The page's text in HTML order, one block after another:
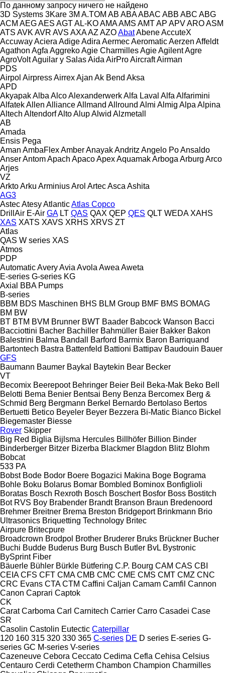
По данному запросу ничего не найдено
3D Systems 3Kare 3M A.TOM AB ABAABAC ABB ABC ABG
ACM AEGAES AGTAL-KOAMAAMS AMTAP APVAROASM
ATS AVK AVR AVS AXAAZ AZOAbatAbeneAccuteX
AccuwayAciera AdigeAdira AermecAeromaticAerzen Affeldt
Agathon Agfa AggrekoAgie CharmillesAgieAgilentAgre
AgroVoltAguilar y SalasAida AirProAircraftAirman
PDS
Airpol AirpressAirrexAjan Ak Bend Aksa
APD
AkyapakAlba AlcoAlexanderwerkAlfa Laval Alfa Alfarimini
AlfatekAllen AllianceAllmand Allround Almi Almig Alpa Alpina
Altech AltendorfAltoAlupAlwid Alzmetall
AB
Amada
Ensis Pega
Aman AmbaFlexAmberAnayakAndritz Angelo PoAnsaldo
AnserAntomApach ApacoApexAquamakArboga Arburg Arco
Arjes
VZ
ArktoArku ArminiusArol ArtecAsca Ashita
AG3
AstecAtesyAtlanticAtlas Copco
DrillAir E-Air GA LT QAS QAX QEP QES QLT WEDA XAHS
XAS XATS XAVS XRHS XRVS ZT
Atlas
QAS W series XAS
Atmos
PDP
AutomaticAveryAvia Avola Awea Aweta
E-series G-series KG
Axial
BBA Pumps
B-series
BBM BDS Maschinen BHS BLM Group BMF BMS BOMAG
BM BW
BT BTM BVM Brunner BWT Baader Babcock Wanson Bacci
Bacciottini Bacher Bachiller Bahmüller Baier Bakker Bakon
Balestrini Balma Bandall Barford Barmix Baron Barriquand
Bartontech Bastra Battenfeld Battioni Battipav Baudouin Bauer
GFS
Baumann Baumer Baykal Baytekin Bear Becker
VT
Becomix Beerepoot Behringer Beier Beil Beka-Mak Beko Bell
Belotti Bema Benier Bentsai Beny Benza Bercomex Berg &
Schmid Berg Bergmann Berkel Bernardo Bertolaso Bertos
Bertuetti Betico Beyeler Beyer Bezzera Bi-Matic Bianco Bickel
Biegemaster Biesse
Rover Skipper
Big Red Biglia Bijlsma Hercules Billhöfer Billion Binder
Binderberger Bitzer Bizerba Blackmer Blagdon Blitz Blohm
Bobcat
533 PA
Bobst Bode Bodor Boere Bogazici Makina Boge Bograma
Bohle Boku Bolarus Bomar Bombled Bominox Bonfiglioli
Boratas Bosch Rexroth Bosch Boschert Bosfor Boss Bostitch
Bot RVS Boy Brabender Brandt Branson Braun Bredenoord
Brehmer Breitner Brema Breston Bridgeport Brinkmann Brio
Ultrasonics Briquetting Technology Britec
Airpure Britecpure
Broadcrown Brodpol Brother Bruderer Bruks Brückner Bucher
Buchi Budde Buderus Burg Busch Butler BvL Bystronic
BySprint Fiber
Bäuerle Bühler Bürkle Bütfering C.P. Bourg CAM CAS CBI
CEIA CFS CFT CMA CMB CMC CME CMS CMT CMZ CNC
CRC Evans CTA CTM Caffini Caljan Camam Camfil Cannon
Canon Caprari Captok
CK
Carat Carboma Carl Carnitech Carrier Carro Casadei Case
SR
Casolin Castolin Eutectic Caterpillar
120 160 315 320 330 365 C-series DE D series E-series G-
series GC M-series V-series
Cazeneuve Cebora Ceccato Cedima Cefla Cehisa Celsius
Centauro Cerdi Cetetherm Chambon Champion Charmilles